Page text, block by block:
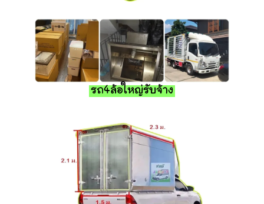
รถ4ล้อใหญ่รับจ้าง